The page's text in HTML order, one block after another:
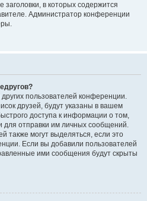
заголовки, в которых содержится
Администратор конференции
пользователей конференции.
друзей, будут указаны в вашем
доступа к информации о том,
для отправки им личных сообщений.
также могут выделяться, если это
Если вы добавили пользователей
ими сообщения будут скрыты